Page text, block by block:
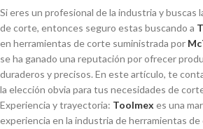
Si eres un profesional de la industria y buscas
de corte, entonces seguro estas buscando a
en herramientas de corte suministrada por
se ha ganado una reputación por ofrecer
duraderos y precisos. En este artí­culo, te
la elección obvia para tus necesidades de
Experiencia y trayectoria: Toolmexes una
experiencia en la industria de herramientas